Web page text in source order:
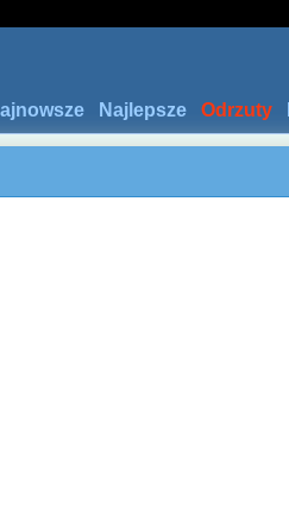
Odrzuty
Najlepsze